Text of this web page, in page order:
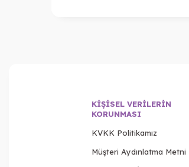
KIŞISEL VERILERIN
KORUNMASI
KVKK Politikamız
Müşteri Aydınlatma Metni